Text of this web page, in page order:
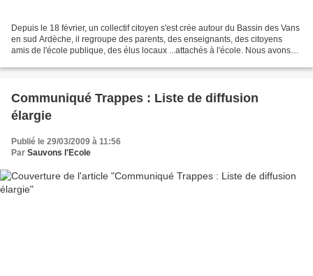
Depuis le 18 février, un collectif citoyen s'est crée autour du Bassin des Vans
en sud Ardèche, il regroupe des parents, des enseignants, des citoyens
amis de l'école publique, des élus locaux ...attachés à l'école. Nous avons
Communiqué Trappes : Liste de diffusion
élargie
Publié le 29/03/2009 à 11:56
Par Sauvons l'Ecole